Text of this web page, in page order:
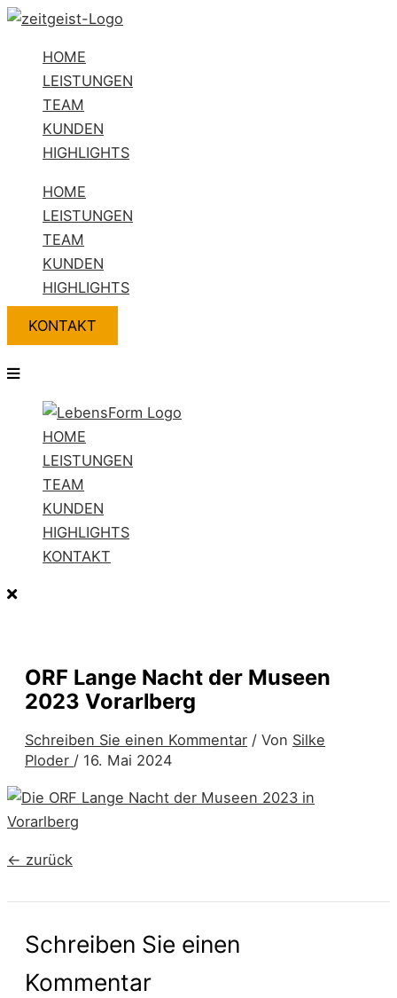
Zum
springen
HOME
LEISTUNGEN
TEAM
KUNDEN
HIGHLIGHTS
HOME
LEISTUNGEN
TEAM
KUNDEN
HIGHLIGHTS
KONTAKT
Flyout
HOME
LEISTUNGEN
TEAM
KUNDEN
HIGHLIGHTS
KONTAKT
ORF Lange Nacht der Museen
2023 Vorarlberg
Schreiben Sie einen Kommentar / Von Silke
Ploder / 16. Mai 2024
← zurück
Schreiben Sie einen
Kommentar
Name*
E-
Adresse*
Website